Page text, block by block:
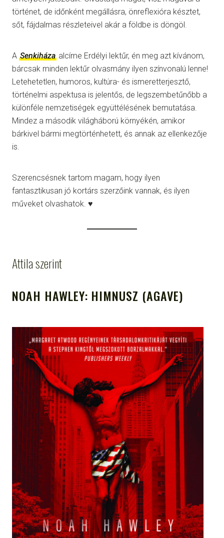
történet, de időnként megállásra, önreflexióra késztet,
sőt, fájdalmas részleteivel akár a földbe is döngöl.
A Senkiháza alcíme Erdélyi lektűr, én meg azt kívánom,
bárcsak minden lektűr olvasmány ilyen színvonalú lenne!
Letehetetlen, humoros, kultúra- és ismeretterjesztő,
történelmi aspektusa is jelentős, de legszembetűnőbb a
különféle nemzetiségek együttélésének bemutatása.
Mindez a második világháború környékén, amikor
bárkivel bármi megtörténhetett, és annak az ellenkezője
is.
Szerencsésnek tartom magam, hogy ilyen
fantasztikusan jó kortárs szerzőink vannak, és ilyen
műveket olvashatok. ♥
Attila szerint
NOAH HAWLEY: HIMNUSZ (AGAVE)